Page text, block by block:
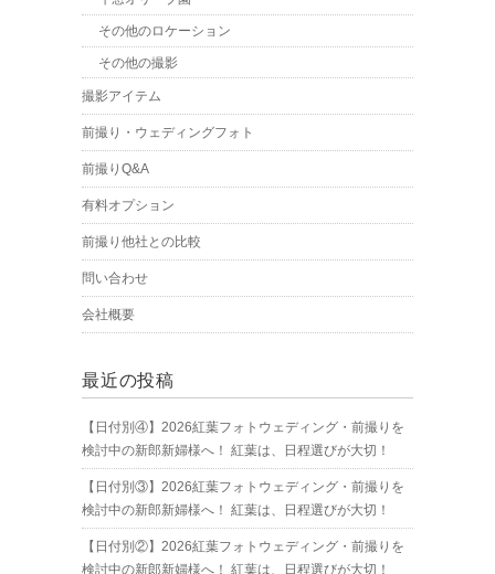
その他のロケーション
その他の撮影
撮影アイテム
前撮り・ウェディングフォト
前撮りQ&A
有料オプション
前撮り他社との比較
問い合わせ
会社概要
最近の投稿
【日付別④】2026紅葉フォトウェディング・前撮りを
検討中の新郎新婦様へ！ 紅葉は、日程選びが大切！
【日付別③】2026紅葉フォトウェディング・前撮りを
検討中の新郎新婦様へ！ 紅葉は、日程選びが大切！
【日付別②】2026紅葉フォトウェディング・前撮りを
検討中の新郎新婦様へ！ 紅葉は、日程選びが大切！